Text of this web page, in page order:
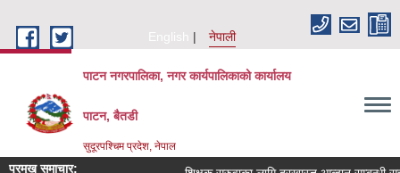
English
नेपाली
पाटन नगरपालिका, नगर कार्यपालिकाको कार्यालय
पाटन, बैतडी
सुदूरपश्चिम प्रदेश, नेपाल
प्रमुख समाचार: